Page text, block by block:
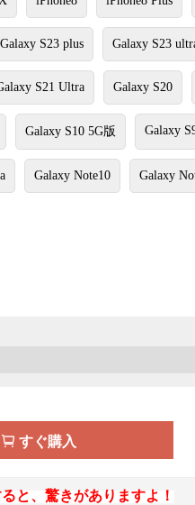
Galaxy S23 plus Galaxy S23
S21 Ultra Galaxy S20
Galaxy S10 5G版 Galaxy
Galaxy Note10 Galaxy
すぐ購入
と、驚きがありますよ！